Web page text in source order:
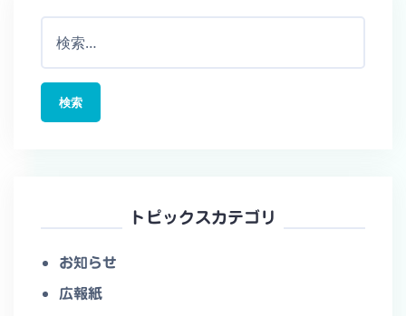
トピックスカテゴリ
お知らせ
広報紙